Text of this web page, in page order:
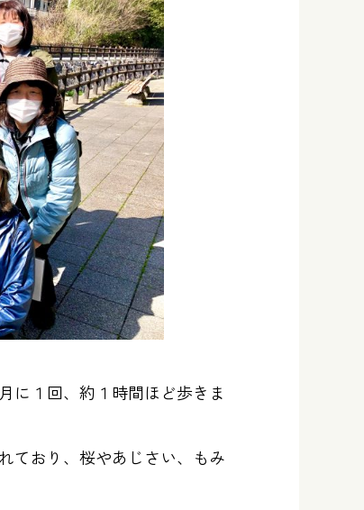
に１回、約１時間ほど歩きま
ており、桜やあじさい、もみ